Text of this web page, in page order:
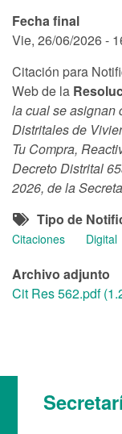
Fecha final
Vie, 26/06/2026 -
Citación para
Web de la
la cual se asignan
Distritales de
Tu Compra,
Decreto Distrital
2026, de la
Tipo de
Citaciones Digital
Archivo adjunto
Cit Res 562.pdf